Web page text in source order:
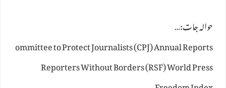
حوالہ جات:…
ommittee to Protect Journalists (CPJ) Annual Reports
Reporters Without Borders (RSF) World Press